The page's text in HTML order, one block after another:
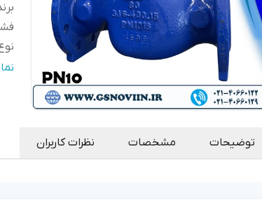
توضیحات مشخصات نظرات کاربران